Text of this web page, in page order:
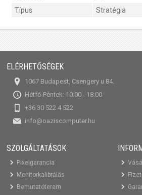
Típus
Stratégia
ELÉRHETŐSÉGEK
1067 Budapest, Csengery u 84.
Hétfő-Péntek: 10:00 - 18:00
+36 30 522 4 522
info@oaziscomputer.hu
SZOLGÁLTATÁSOK
Pixelgarancia
Monitorkalibrálás
Bemutatóterem